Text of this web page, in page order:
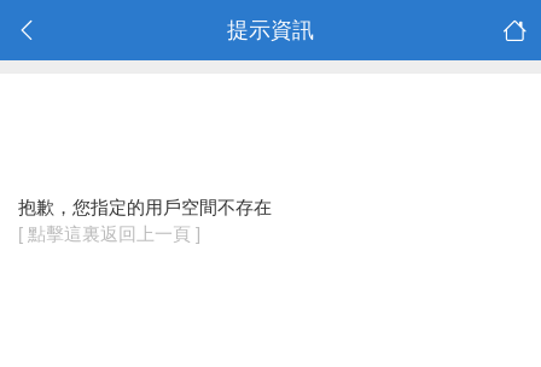
提示資訊
抱歉，您指定的用戶空間不存在
[ 點擊這裏返回上一頁 ]